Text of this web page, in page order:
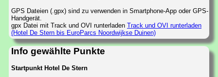
GPS Dateien (.gpx) sind zu verwenden in Smartphone-App oder GPS-
Handgerät.
gpx Datei mit Track und OVI runterladen Track und OVI runterladen
(Hotel De Stern bis EuroParcs Noordwijkse Duinen)
Info gewählte Punkte
Startpunkt Hotel De Stern